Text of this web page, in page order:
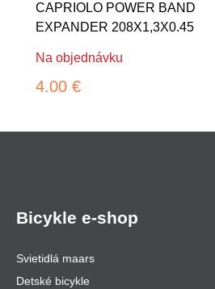
CAPRIOLO POWER BAND
EXPANDER 208X1,3X0.45
Na objednávku
4.00 €
Bicykle e-shop
Svietidlá maars
Detské bicykle